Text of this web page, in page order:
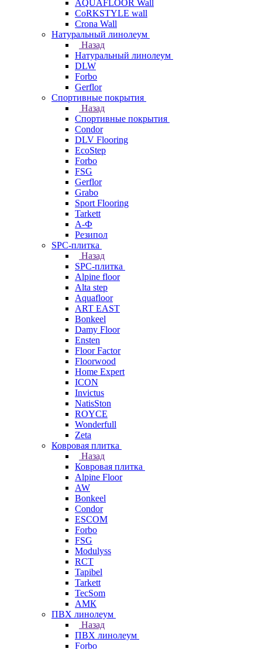
AQUAFLOOR Wall
CoRKSTYLE wall
Crona Wall
Натуральный линолеум
Назад
Натуральный линолеум
DLW
Forbo
Gerflor
Спортивные покрытия
Назад
Спортивные покрытия
Condor
DLV Flooring
EcoStep
Forbo
FSG
Gerflor
Grabo
Sport Flooring
Tarkett
А-Ф
Резипол
SPC-плитка
Назад
SPC-плитка
Alpine floor
Alta step
Aquafloor
ART EAST
Bonkeel
Damy Floor
Ensten
Floor Factor
Floorwood
Home Expert
ICON
Invictus
NatisSton
ROYCE
Wonderfull
Zeta
Ковровая плитка
Назад
Ковровая плитка
Alpine Floor
AW
Bonkeel
Condor
ESCOM
Forbo
FSG
Modulyss
RCT
Tapibel
Tarkett
TecSom
АМК
ПВХ линолеум
Назад
ПВХ линолеум
Forbo